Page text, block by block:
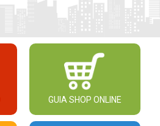
GUIA SHOP ONLINE